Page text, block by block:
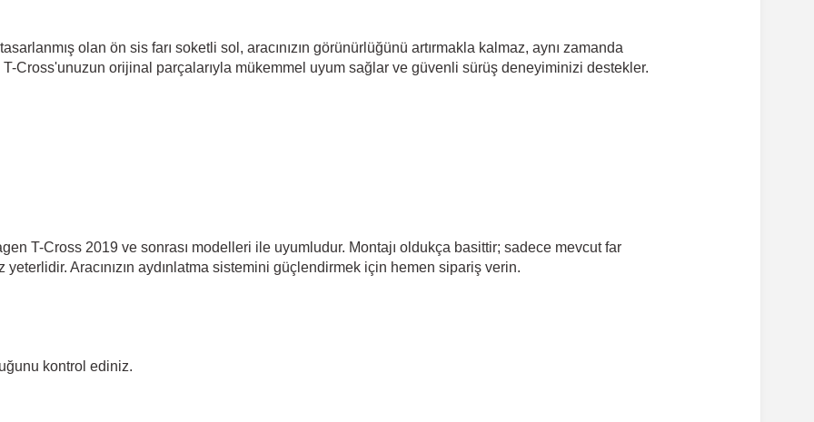
olan ön sis farı soketli sol, aracınızın görünürlüğünü artırmakla kalmaz, aynı zamanda
Cross'unuzun orijinal parçalarıyla mükemmel uyum sağlar ve güvenli sürüş deneyiminizi destekler.
T-Cross 2019 ve sonrası modelleri ile uyumludur. Montajı oldukça basittir; sadece mevcut far
yeterlidir. Aracınızın aydınlatma sistemini güçlendirmek için hemen sipariş verin.
kontrol ediniz.